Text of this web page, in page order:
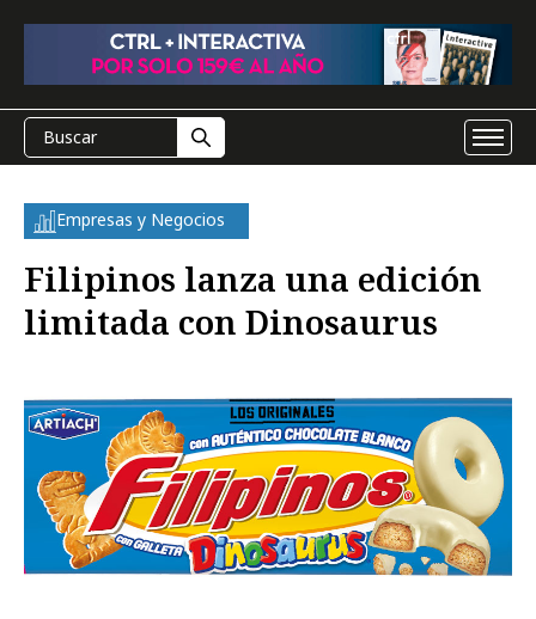
Empresas y Negocios
Filipinos lanza una edición
limitada con Dinosaurus